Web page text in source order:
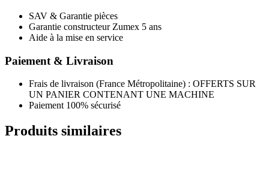
SAV & Garantie pièces
Garantie constructeur Zumex 5 ans
Aide à la mise en service
Paiement & Livraison
Frais de livraison (France Métropolitaine) : OFFERTS SUR
UN PANIER CONTENANT UNE MACHINE
Paiement 100% sécurisé
Produits similaires